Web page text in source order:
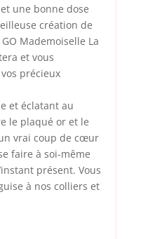
une bonne dose
création de
Mademoiselle La
et vous
précieux
et éclatant au
le plaqué or et le
vrai coup de cœur
faire à soi-même
présent. Vous
à nos colliers et